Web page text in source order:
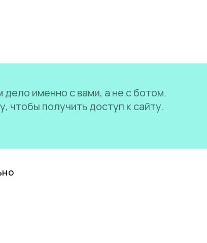
именно с вами, а не с ботом.
чтобы получить доступ к сайту.